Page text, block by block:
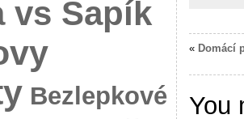
vs Sapík
Bezlepkové
« Domácí
You